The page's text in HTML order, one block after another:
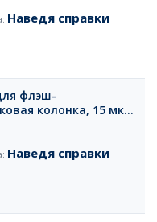
Наведя справки
флэш-
колонка, 15 мкм,
Наведя справки